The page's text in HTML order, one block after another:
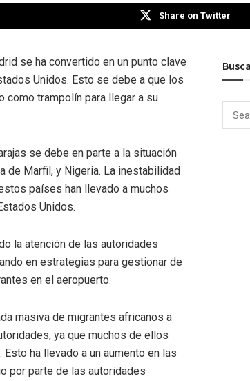
Share on Twitter
se ha convertido en un punto clave
Unidos. Esto se debe a que los
trampolín para llegar a su
se debe en parte a la situación
de Marfil, y Nigeria. La inestabilidad
países han llevado a muchos
Unidos.
la atención de las autoridades
en estrategias para gestionar de
en el aeropuerto.
masiva de migrantes africanos a
ya que muchos de ellos
ha llevado a un aumento en las
por parte de las autoridades